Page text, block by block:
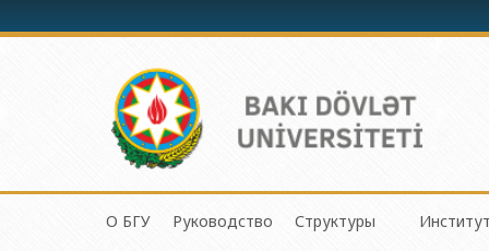
О БГУ Руководство Структуры